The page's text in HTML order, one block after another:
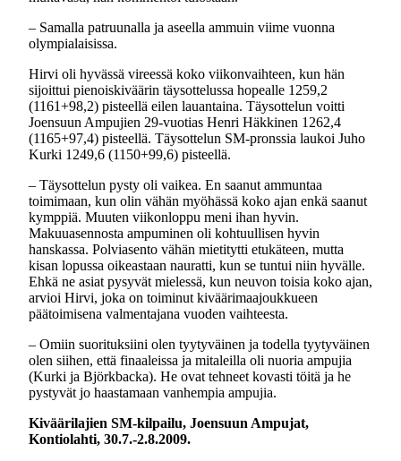
– Samalla patruunalla ja aseella ammuin viime vuonna
olympialaisissa.
Hirvi oli hyvässä vireessä koko viikonvaihteen, kun hän
sijoittui pienoiskiväärin täysottelussa hopealle 1259,2
(1161+98,2) pisteellä eilen lauantaina. Täysottelun voitti
Joensuun Ampujien 29-vuotias Henri Häkkinen 1262,4
(1165+97,4) pisteellä. Täysottelun SM-pronssia laukoi Juho
Kurki 1249,6 (1150+99,6) pisteellä.
– Täysottelun pysty oli vaikea. En saanut ammuntaa
toimimaan, kun olin vähän myöhässä koko ajan enkä saanut
kymppiä. Muuten viikonloppu meni ihan hyvin.
Makuuasennosta ampuminen oli kohtuullisen hyvin
hanskassa. Polviasento vähän mietitytti etukäteen, mutta
kisan lopussa oikeastaan nauratti, kun se tuntui niin hyvälle.
Ehkä ne asiat pysyvät mielessä, kun neuvon toisia koko ajan,
arvioi Hirvi, joka on toiminut kiväärimaajoukkueen
päätoimisena valmentajana vuoden vaihteesta.
– Omiin suorituksiini olen tyytyväinen ja todella tyytyväinen
olen siihen, että finaaleissa ja mitaleilla oli nuoria ampujia
(Kurki ja Björkbacka). He ovat tehneet kovasti töitä ja he
pystyvät jo haastamaan vanhempia ampujia.
Kiväärilajien SM-kilpailu, Joensuun Ampujat,
Kontiolahti, 30.7.-2.8.2009.